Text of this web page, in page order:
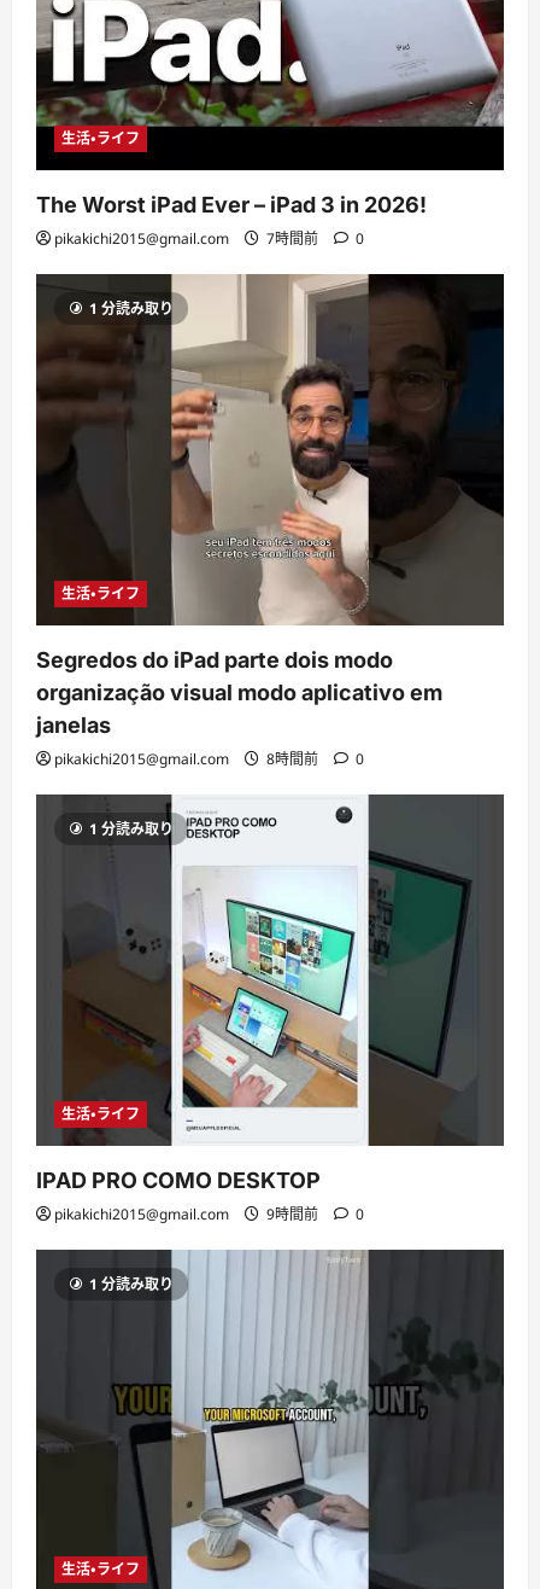
生活・ライフ
The Worst iPad Ever – iPad 3 in 2026!
pikakichi2015@gmail.com 7時間前 0
1 分読み取り
生活・ライフ
Segredos do iPad parte dois modo
organização visual modo aplicativo em
janelas
pikakichi2015@gmail.com 8時間前 0
1 分読み取り
生活・ライフ
IPAD PRO COMO DESKTOP
pikakichi2015@gmail.com 9時間前 0
1 分読み取り
生活・ライフ